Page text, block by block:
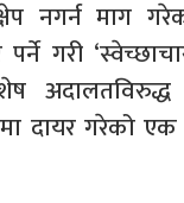
नगर्न माग
गरी
अदालतविरुद्ध
दायर गरेको